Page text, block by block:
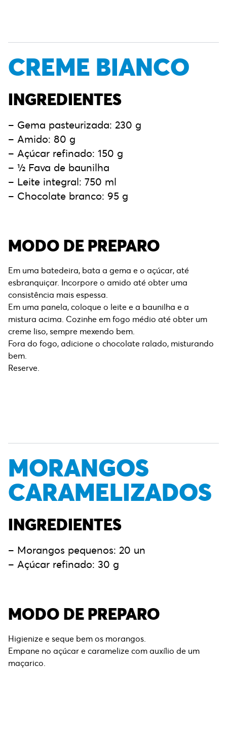
CREME BIANCO
INGREDIENTES
– Gema pasteurizada: 230 g
– Amido: 80 g
– Açúcar refinado: 150 g
– ½ Fava de baunilha
– Leite integral: 750 ml
– Chocolate branco: 95 g
MODO DE PREPARO
Em uma batedeira, bata a gema e o açúcar, até
esbranquiçar. Incorpore o amido até obter uma
consistência mais espessa.
Em uma panela, coloque o leite e a baunilha e a
mistura acima. Cozinhe em fogo médio até obter um
creme liso, sempre mexendo bem.
Fora do fogo, adicione o chocolate ralado, misturando
bem.
Reserve.
MORANGOS
CARAMELIZADOS
INGREDIENTES
– Morangos pequenos: 20 un
– Açúcar refinado: 30 g
MODO DE PREPARO
Higienize e seque bem os morangos.
Empane no açúcar e caramelize com auxílio de um
maçarico.